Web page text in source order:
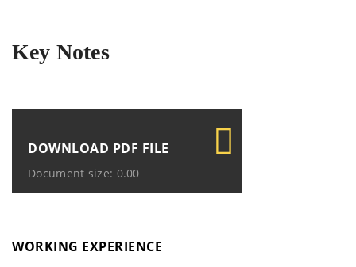
Key Notes
DOWNLOAD PDF FILE
Document size: 0.00
WORKING EXPERIENCE